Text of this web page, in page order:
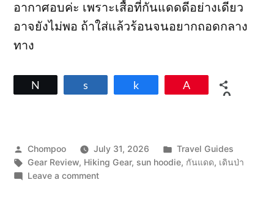
อากาศอบค่ะ เพราะเสื้อที่กันแดดดีอย่างเดียว
อาจยังไม่พอ ถ้าใส่แล้วร้อนจนอยากถอดกลาง
ทาง
0
Posted
by
Chompoo July 31, 2026
Posted
in
Travel Guides
Tags:
Gear Review, Hiking Gear, sun hoodie, กันแดด, เดินป่า
Leave a commenton